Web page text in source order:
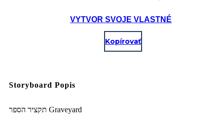
VYTVOR SVOJE VLASTNÉ
Kopírovať
Storyboard Popis
תקציר הספר Graveyard